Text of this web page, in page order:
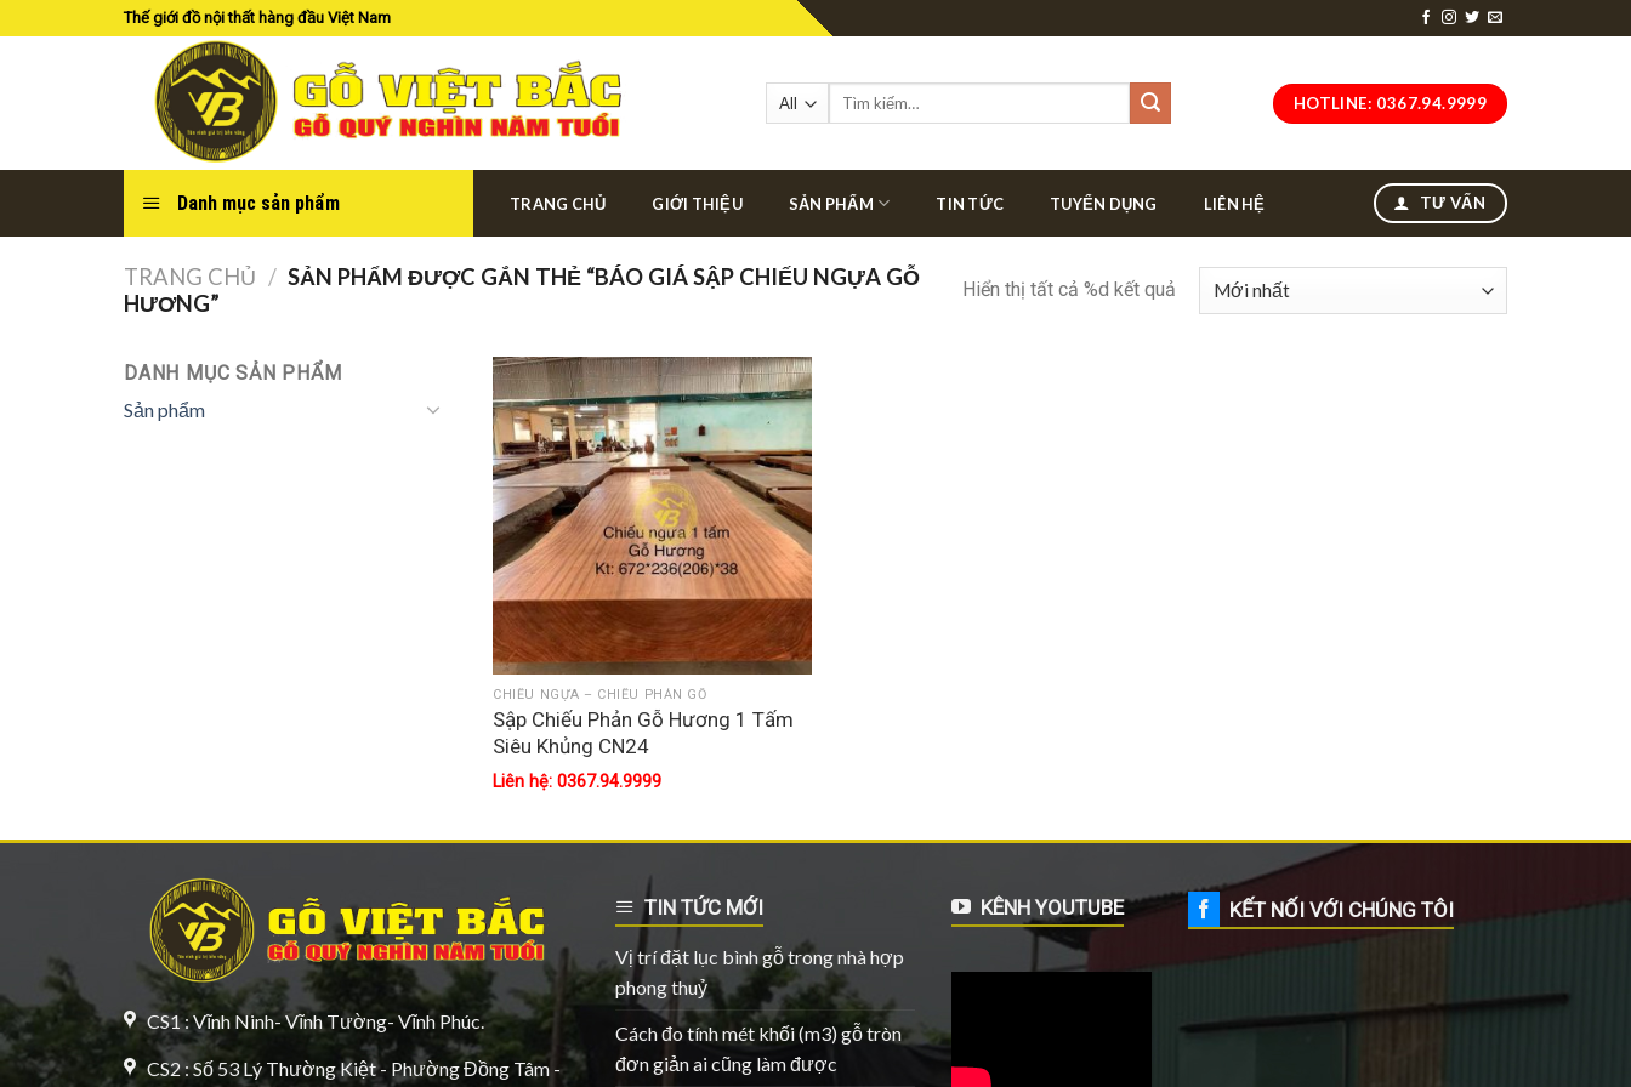
to
Thế giới đồ nội thất hàng đầu Việt Nam
Tìm
HOTLINE: 0367.94.9999
Danh mục sản phẩm TRANG CHỦ GIỚI THIỆU SẢN PHẨM TIN TỨC TUYỂN DỤNG LIÊN HỆ TƯ VẤN
TRANG CHỦ / SẢN PHẨM ĐƯỢC GẮN THẺ “BÁO GIÁ SẬP CHIẾU NGỰA GỖ
HƯƠNG”
Hiển thị tất cả %d kết quả
DANH MỤC SẢN PHẨM
Sản phẩm
CHIẾU NGỰA – CHIẾU PHẢN GỖ
Sập Chiếu Phản Gỗ Hương 1 Tấm
Siêu Khủng CN24
Liên hệ: 0367.94.9999
CS1 : Vĩnh Ninh- Vĩnh Tường- Vĩnh Phúc.
CS2 : Số 53 Lý Thường Kiệt - Phường Đồng Tâm -
TIN TỨC MỚI
Vị trí đặt lục bình gỗ trong nhà hợp
phong thuỷ
Cách đo tính mét khối (m3) gỗ tròn
đơn giản ai cũng làm được
KÊNH YOUTUBE KẾT NỐI VỚI CHÚNG TÔI